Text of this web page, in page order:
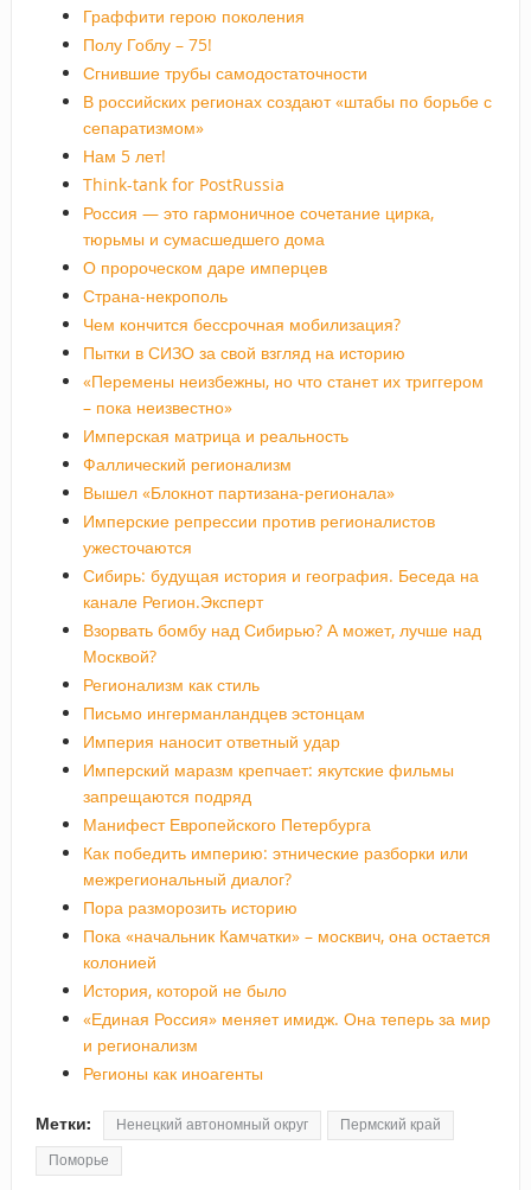
Граффити герою поколения
Полу Гоблу – 75!
Сгнившие трубы самодостаточности
В российских регионах создают «штабы по борьбе с
сепаратизмом»
Нам 5 лет!
Think-tank for PostRussia
Россия — это гармоничное сочетание цирка,
тюрьмы и сумасшедшего дома
О пророческом даре имперцев
Страна-некрополь
Чем кончится бессрочная мобилизация?
Пытки в СИЗО за свой взгляд на историю
«Перемены неизбежны, но что станет их триггером
– пока неизвестно»
Имперская матрица и реальность
Фаллический регионализм
Вышел «Блокнот партизана-регионала»
Имперские репрессии против регионалистов
ужесточаются
Сибирь: будущая история и география. Беседа на
канале Регион.Эксперт
Взорвать бомбу над Сибирью? А может, лучше над
Москвой?
Регионализм как стиль
Письмо ингерманландцев эстонцам
Империя наносит ответный удар
Имперский маразм крепчает: якутские фильмы
запрещаются подряд
Манифест Европейского Петербурга
Как победить империю: этнические разборки или
межрегиональный диалог?
Пора разморозить историю
Пока «начальник Камчатки» – москвич, она остается
колонией
История, которой не было
«Единая Россия» меняет имидж. Она теперь за мир
и регионализм
Регионы как иноагенты
Метки: Ненецкий автономный округ Пермский край
Поморье